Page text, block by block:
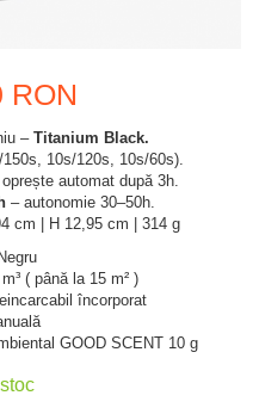
RON
– Titanium Black.
10s/120s, 10s/60s).
automat după 3h.
– autonomie 30–50h.
cm | H 12,95 cm | 314 g
Negru
( până la 15 m² )
încorporat
GOOD SCENT 10 g